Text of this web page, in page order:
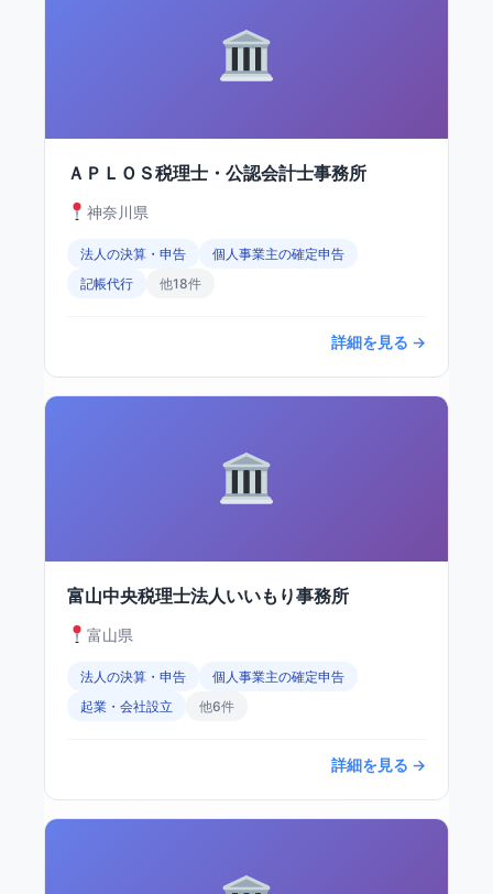
ＡＰＬＯＳ税理士・公認会計士事務所
神奈川県
法人の決算・申告
個人事業主の確定申告
記帳代行
他18件
詳細を見る →
富山中央税理士法人いいもり事務所
富山県
法人の決算・申告
個人事業主の確定申告
起業・会社設立
他6件
詳細を見る →